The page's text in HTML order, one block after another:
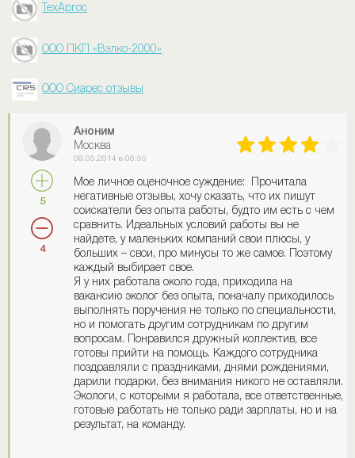
ТехАргос
ООО ПКП «Вэлко-2000»
ООО Сиарес отзывы
5
4
Аноним
Москва
08.05.2014 в 06:55
Мое личное оценочное суждение: Прочитала
негативные отзывы, хочу сказать, что их пишут
соискатели без опыта работы, будто им есть с чем
сравнить. Идеальных условий работы вы не
найдете, у маленьких компаний свои плюсы, у
больших – свои, про минусы то же самое. Поэтому
каждый выбирает свое.
Я у них работала около года, приходила на
вакансию эколог без опыта, поначалу приходилось
выполнять поручения не только по специальности,
но и помогать другим сотрудникам по другим
вопросам. Понравился дружный коллектив, все
готовы прийти на помощь. Каждого сотрудника
поздравляли с праздниками, днями рождениями,
дарили подарки, без внимания никого не оставляли.
Экологи, с которыми я работала, все ответственные,
готовые работать не только ради зарплаты, но и на
результат, на команду.